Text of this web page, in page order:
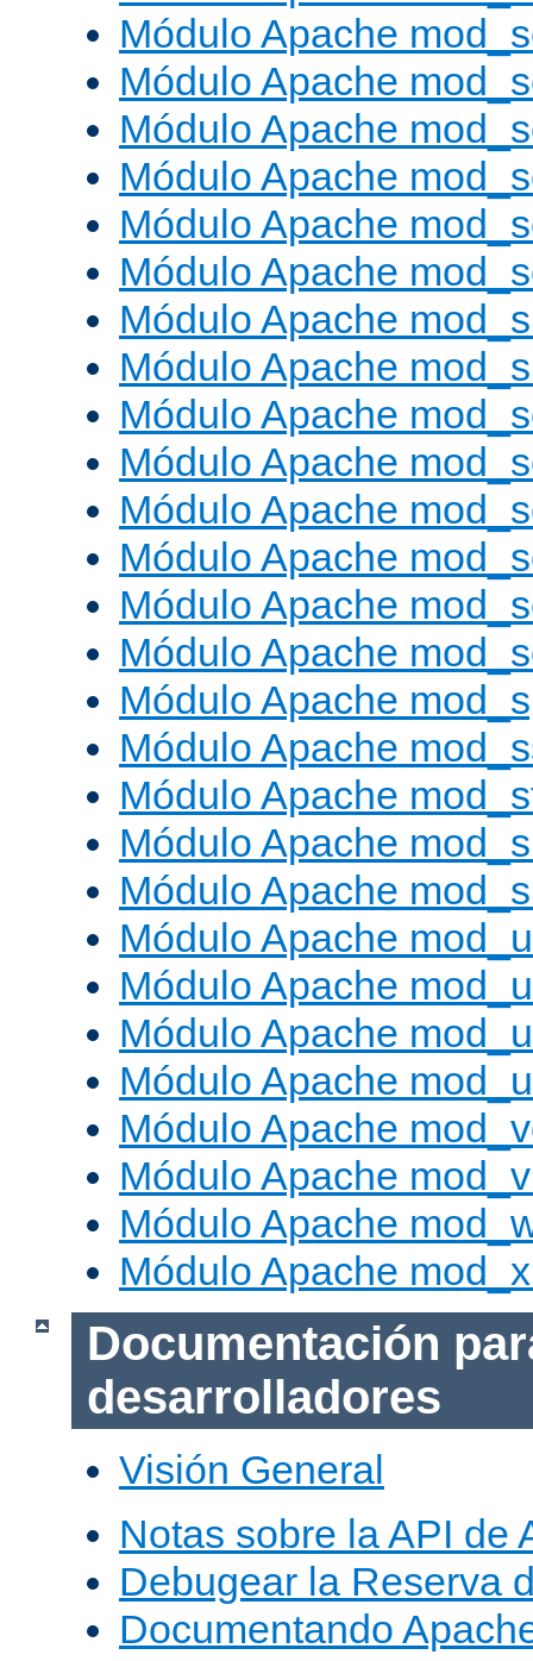
Módulo Apache
Módulo Apache
Módulo Apache
Módulo Apache
Módulo Apache
Módulo Apache
Módulo Apache
Módulo Apache
Módulo Apache
Módulo Apache
Módulo Apache
Módulo Apache
Módulo Apache
Módulo Apache
Módulo Apache
Módulo Apache
Módulo Apache
Módulo Apache
Módulo Apache
Módulo Apache
Módulo Apache
Módulo Apache
Módulo Apache
Módulo Apache
Módulo Apache
Módulo Apache
Módulo Apache
Documentación
desarrolladores
Visión General
Notas sobre la API de
Debugear la Reserva
Documentando